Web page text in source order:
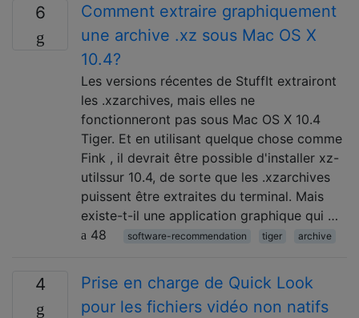
6
Comment extraire graphiquement
une archive .xz sous Mac OS X
10.4?
Les versions récentes de StuffIt extrairont
les .xzarchives, mais elles ne
fonctionneront pas sous Mac OS X 10.4
Tiger. Et en utilisant quelque chose comme
Fink , il devrait être possible d'installer xz-
utilssur 10.4, de sorte que les .xzarchives
puissent être extraites du terminal. Mais
existe-t-il une application graphique qui …
48
software-recommendation tiger archive
4
Prise en charge de Quick Look
pour les fichiers vidéo non natifs